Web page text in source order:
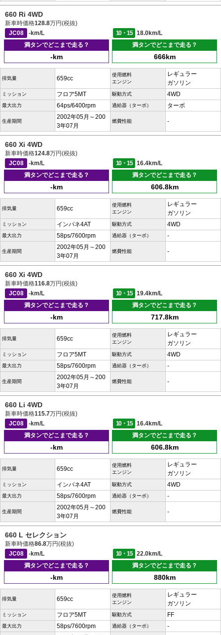
660 Ri 4WD
新車時価格128.8万円(税抜)
JC08
-km/L 10・15
18.0km/L
満タンでどこまで走る？
-km
満タンでどこまで走る？
666km
排気量 659cc
使用燃料
エンジン
レギュラー
ガソリン
ミッション フロア5MT 駆動方式 4WD
最大出力 64ps/6400rpm 過給器（ターボ） ターボ
生産期間
2002年05月～200
3年07月
燃費性能 -
660 Xi 4WD
新車時価格124.8万円(税抜)
JC08
-km/L 10・15
16.4km/L
満タンでどこまで走る？
-km
満タンでどこまで走る？
606.8km
排気量 659cc
使用燃料
エンジン
レギュラー
ガソリン
ミッション インパネ4AT 駆動方式 4WD
最大出力 58ps/7600rpm 過給器（ターボ） -
生産期間
2002年05月～200
3年07月
燃費性能 -
660 Xi 4WD
新車時価格116.8万円(税抜)
JC08
-km/L 10・15
19.4km/L
満タンでどこまで走る？
-km
満タンでどこまで走る？
717.8km
排気量 659cc
使用燃料
エンジン
レギュラー
ガソリン
ミッション フロア5MT 駆動方式 4WD
最大出力 58ps/7600rpm 過給器（ターボ） -
生産期間
2002年05月～200
3年07月
燃費性能 -
660 Li 4WD
新車時価格115.7万円(税抜)
JC08
-km/L 10・15
16.4km/L
満タンでどこまで走る？
-km
満タンでどこまで走る？
606.8km
排気量 659cc
使用燃料
エンジン
レギュラー
ガソリン
ミッション インパネ4AT 駆動方式 4WD
最大出力 58ps/7600rpm 過給器（ターボ） -
生産期間
2002年05月～200
3年07月
燃費性能 -
660 L セレクション
新車時価格86.8万円(税抜)
JC08
-km/L 10・15
22.0km/L
満タンでどこまで走る？
-km
満タンでどこまで走る？
880km
排気量 659cc
使用燃料
エンジン
レギュラー
ガソリン
ミッション フロア5MT 駆動方式 FF
最大出力 58ps/7600rpm 過給器（ターボ） -